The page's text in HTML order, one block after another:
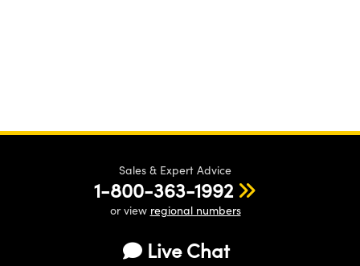
Sales & Expert Advice
1-800-363-1992
or view regional numbers
Live Chat